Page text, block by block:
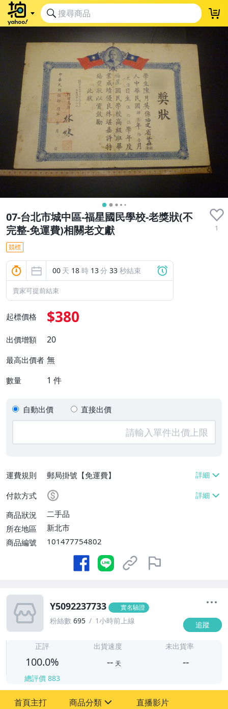
07-台北市城中區-福星國民學校-老獎狀(不
完整-免運費)相關老文獻
1
競標
00 天 18 時 13分 32 秒結束
賣家可提前結束
起標價格 $380
出價增額 20
最高出價者 無
數量 1 件
自動出價 直接出價
運費規則
郵局掛號【免運費】
付款方式
商品狀況
二手品
所在地區
新北市
商品編號
101477754802
Y5092237733 實名驗證
粉絲數 695 1小時前上線 追蹤
正評
100.0%
總評價 883
出貨速度
-- 天
未出貨率
--
首頁主打 商品分類 直播影片